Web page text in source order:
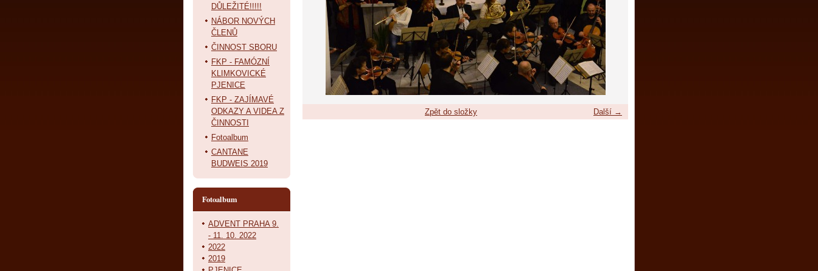
Další →
Zpět do složky
DŮLEŽITÉ!!!!!
NÁBOR NOVÝCH
ČLENŮ
ČINNOST SBORU
FKP - FAMÓZNÍ
KLIMKOVICKÉ
PJENICE
FKP - ZAJÍMAVÉ
ODKAZY A VIDEA Z
ČINNOSTI
Fotoalbum
CANTANE
BUDWEIS 2019
Fotoalbum
ADVENT PRAHA 9.
- 11. 10. 2022
2022
2019